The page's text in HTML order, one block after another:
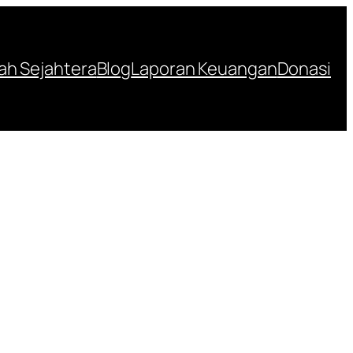
SejahteraBlogLaporan KeuanganDonasi